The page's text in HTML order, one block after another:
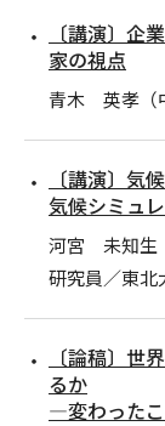
〔講演〕企
家の視点
青木 英孝（
〔講演〕気
気候シミュ
河宮 未知生
研究員／東
〔論稿〕世
るか
―変わった